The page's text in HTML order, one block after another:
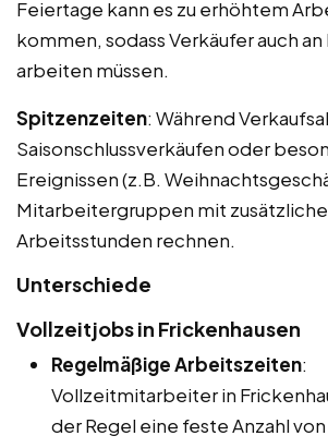
Feiertage kann es zu erhöhtem
kommen, sodass Verkäufer auch
arbeiten müssen.
Spitzenzeiten: Während
Saisonschlussverkäufen oder
Ereignissen (z.B.
Mitarbeitergruppen mit
Arbeitsstunden rechnen.
Unterschiede
Vollzeitjobs in Frickenhausen
Regelmäßige Arbeitszeiten:
Vollzeitmitarbeiter in
der Regel eine feste Anzahl